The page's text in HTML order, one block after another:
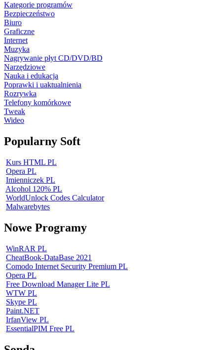
Kategorie programów
Bezpieczeństwo
Biuro
Graficzne
Internet
Muzyka
Nagrywanie płyt CD/DVD/BD
Narzędziowe
Nauka i edukacja
Poprawki i uaktualnienia
Rozrywka
Telefony komórkowe
Tweak
Wideo
Popularny Soft
Kurs HTML PL
Opera PL
Imienniczek PL
Alcohol 120% PL
WorldUnlock Codes Calculator
Malwarebytes
Nowe Programy
WinRAR PL
CheatBook-DataBase 2021
Comodo Internet Security Premium PL
Opera PL
Free Download Manager Lite PL
WTW PL
Skype PL
Paint.NET
IrfanView PL
EssentialPIM Free PL